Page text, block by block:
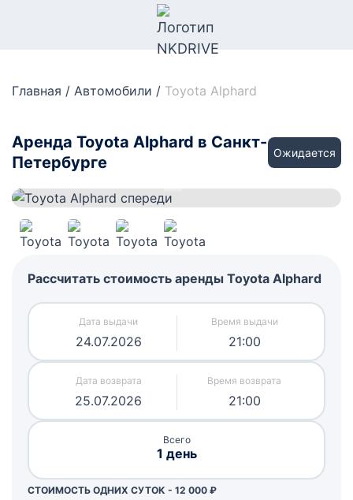
Главная / Автомобили / Toyota Alphard
Аренда Toyota Alphard в Санкт-
Петербурге
Ожидается
Рассчитать стоимость аренды Toyota Alphard
24.07.2026 21:00
25.07.2026 21:00
Всего
1 день
СТОИМОСТЬ ОДНИХ СУТОК - 12 000 ₽